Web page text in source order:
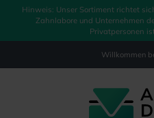
springen
Hinweis: Unser Sortiment richtet
Zahnlabore und Unternehmen
Privatpersonen
Willkommen